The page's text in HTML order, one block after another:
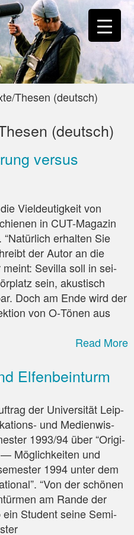
Thesen (deutsch)
(deutsch)
versus
Viel­deu­tig­keit von
in CUT-Maga­zin
erhal­ten Sie
der Autor an die
meint: Sevil­la soll in sei­
sein, akus­tisch
Doch am Ende wird der
von O‑Tönen aus
Read More
Elfenbeinturm
der Uni­ver­si­tät Leip­
und Medi­en­wis­
1993/94 über “Ori­gi­
Mög­lich­kei­ten und
1994 unter dem
“Von der schö­nen
am Ran­de der
Stu­dent sei­ne Semi­